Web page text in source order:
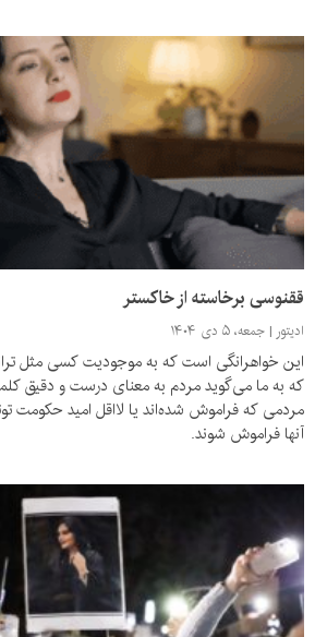
ققنوسی برخاسته از خاکستر
ادیتور جمعه، ۵ دی ۱۴۰۴
این خواهرانگی است که به موجودیت کسی مثل
که به ما می‌گوید مردم به معنای درست و دقیق
مردمی که فراموش شده‌اند یا لااقل امید حکومت
آنها فراموش شوند.